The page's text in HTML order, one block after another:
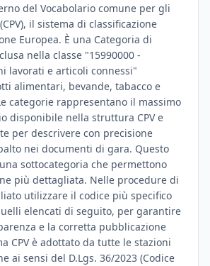
del Vocabolario comune per gli
il sistema di classificazione
Europea. È una Categoria di
nella classe "15990000 -
lavorati e articoli connessi"
alimentari, bevande, tabacco e
categorie rappresentano il massimo
disponibile nella struttura CPV e
per descrivere con precisione
nei documenti di gara. Questo
sottocategoria che permettono
più dettagliata. Nelle procedure di
utilizzare il codice più specifico
elencati di seguito, per garantire
e la corretta pubblicazione
CPV è adottato da tutte le stazioni
ai sensi del D.Lgs. 36/2023 (Codice